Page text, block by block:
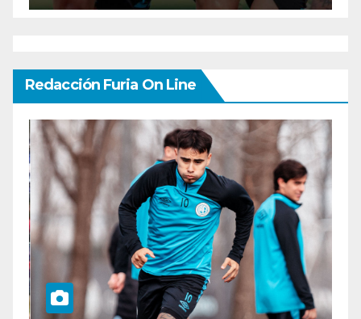
Redacción Furia On Line